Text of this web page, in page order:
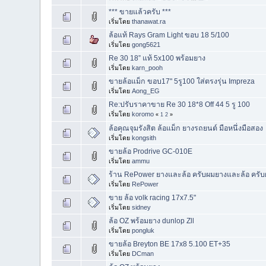
*** ขายแล้วครับ ***
เริ่มโดยthanawat.ra
ล้อแท้ Rays Gram Light ขอบ 18 5/100
เริ่มโดยgong5621
Re 30 18” แท้ 5x100 พร้อมยาง
เริ่มโดยkarn_pooh
ขายล้อแม็ก ขอบ17" 5รู100 ใส่ตรงรุ่น Impreza
เริ่มโดยAong_EG
Re:ปรับราคาขาย Re 30 18*8 Off 44 5 รู 100
เริ่มโดยkoromo « 1 2 »
ล้อคุณจุมรังสิต ล้อแม็ก ยางรถยนต์ มือหนึ่งมือสอง
เริ่มโดยkongsith
ขายล้อ Prodrive GC-010E
เริ่มโดยammu
ร้าน RePower ยางและล้อ ครับผมยางและล้อ ครับ
เริ่มโดย RePower
ขาย ล้อ volk racing 17x7.5"
เริ่มโดยsidney
ล้อ OZ พร้อมยาง dunlop Zll
เริ่มโดยpongluk
ขายล้อ Breyton BE 17x8 5.100 ET+35
เริ่มโดย DCman